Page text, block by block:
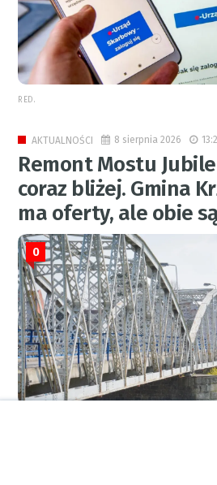
RED.
AKTUALNOŚCI 8 sierpnia 2026
Remont Mostu
coraz bliżej. Gmina
ma oferty, ale obie
0